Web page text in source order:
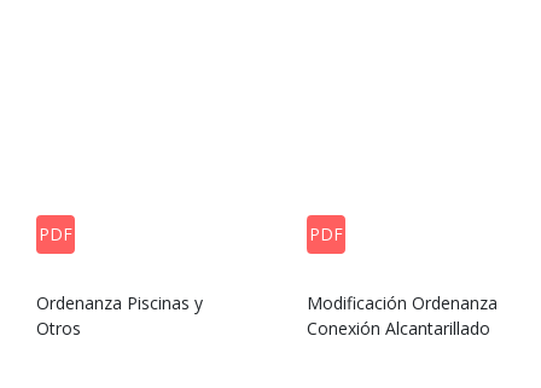
PDF
Ordenanza Piscinas y
Otros
PDF
Modificación Ordenanza
Conexión Alcantarillado